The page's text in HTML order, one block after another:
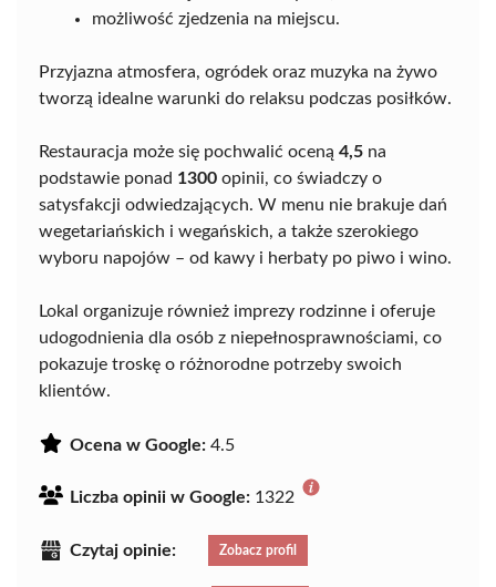
możliwość zjedzenia na miejscu.
Przyjazna atmosfera, ogródek oraz muzyka na żywo
tworzą idealne warunki do relaksu podczas posiłków.
Restauracja może się pochwalić oceną 4,5 na
podstawie ponad 1300 opinii, co świadczy o
satysfakcji odwiedzających. W menu nie brakuje dań
wegetariańskich i wegańskich, a także szerokiego
wyboru napojów – od kawy i herbaty po piwo i wino.
Lokal organizuje również imprezy rodzinne i oferuje
udogodnienia dla osób z niepełnosprawnościami, co
pokazuje troskę o różnorodne potrzeby swoich
klientów.
Ocena w Google: 4.5
Liczba opinii w Google: 1322
Czytaj opinie: Zobacz profil